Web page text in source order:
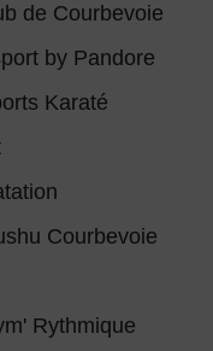
de Courbevoie
by Pandore
Karaté
Courbevoie
Rythmique